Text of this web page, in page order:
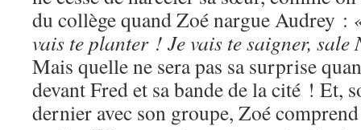
du collège quand Zoé nargue Audrey :
vais te planter ! Je vais te saigner, sale
Mais quelle ne sera pas sa surprise
devant Fred et sa bande de la cité ! Et,
dernier avec son groupe, Zoé